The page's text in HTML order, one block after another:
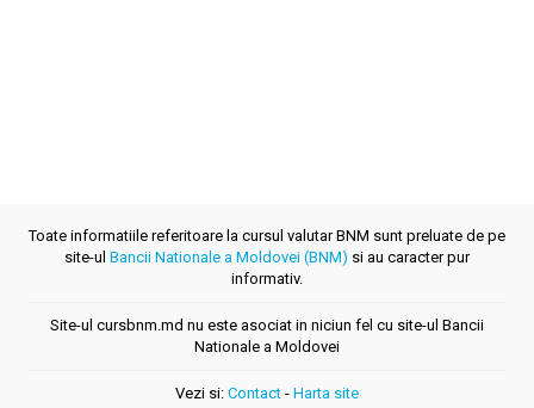
Toate informatiile referitoare la cursul valutar BNM sunt preluate de pe
site-ul Bancii Nationale a Moldovei (BNM) si au caracter pur
informativ.
Site-ul cursbnm.md nu este asociat in niciun fel cu site-ul Bancii
Nationale a Moldovei
Vezi si: Contact - Harta site